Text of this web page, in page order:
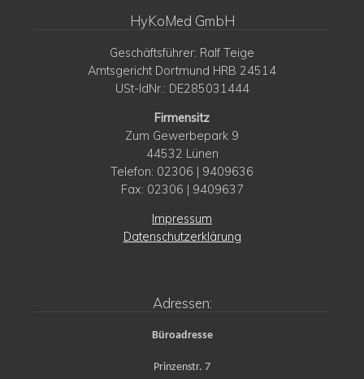
HyKoMed GmbH
Geschäftsführer: Ralf Teige
Amtsgericht Dortmund HRB 24514
USt-IdNr.: DE285031444
Firmensitz
Zum Gewerbepark 9
44532 Lünen
Telefon: 02306 | 9409636
Fax: 02306 | 9409637
Impressum
Datenschutzerklärung
Adressen:
Büroadresse
Prinzenstr. 7